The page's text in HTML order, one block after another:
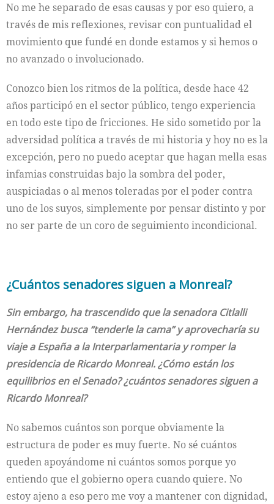
No me he separado de esas causas y por eso quiero, a
través de mis reflexiones, revisar con puntualidad el
movimiento que fundé en donde estamos y si hemos o
no avanzado o involucionado.
Conozco bien los ritmos de la política, desde hace 42
años participó en el sector público, tengo experiencia
en todo este tipo de fricciones. He sido sometido por la
adversidad política a través de mi historia y hoy no es la
excepción, pero no puedo aceptar que hagan mella esas
infamias construidas bajo la sombra del poder,
auspiciadas o al menos toleradas por el poder contra
uno de los suyos, simplemente por pensar distinto y por
no ser parte de un coro de seguimiento incondicional.
¿Cuántos senadores siguen a Monreal?
Sin embargo, ha trascendido que la senadora Citlalli
Hernández busca “tenderle la cama” y aprovecharía su
viaje a España a la Interparlamentaria y romper la
presidencia de Ricardo Monreal. ¿Cómo están los
equilibrios en el Senado? ¿cuántos senadores siguen a
Ricardo Monreal?
No sabemos cuántos son porque obviamente la
estructura de poder es muy fuerte. No sé cuántos
queden apoyándome ni cuántos somos porque yo
entiendo que el gobierno opera cuando quiere. No
estoy ajeno a eso pero me voy a mantener con dignidad,